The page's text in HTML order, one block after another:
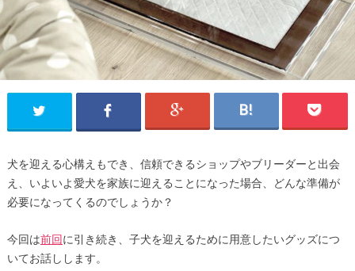
犬を迎える心構えもでき、信頼できるショップやブリーダーと出会
え、いよいよ愛犬を家族に迎えることになった場合、どんな準備が
必要になってくるのでしょうか？
今回は前回に引き続き、子犬を迎えるために用意したいグッズにつ
いてお話しします。